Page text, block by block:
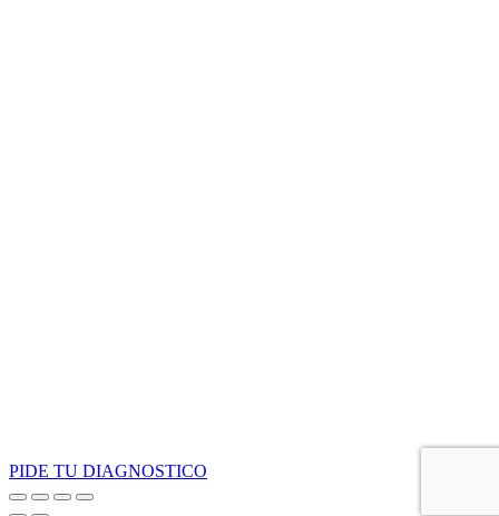
PIDE TU DIAGNOSTICO